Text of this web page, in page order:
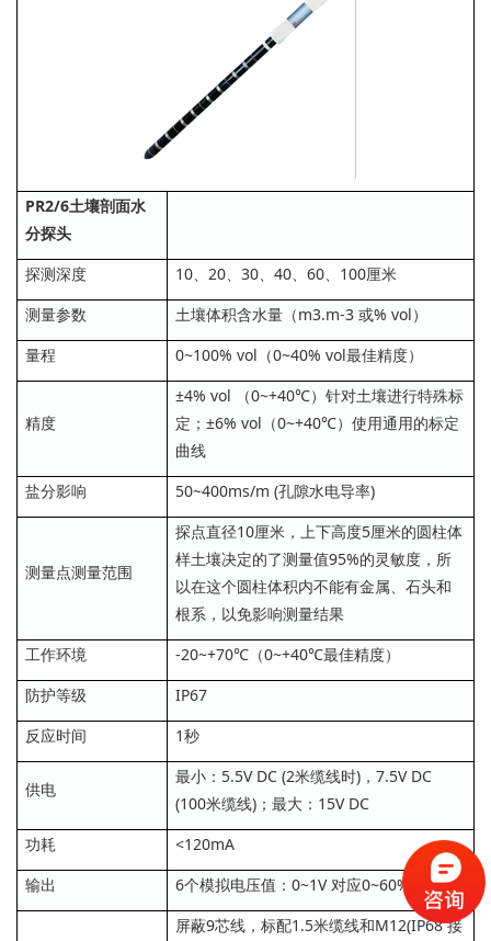
PR2/6土壤剖面水
分探头
探测深度
10、20、30、40、60、100厘米
测量参数
土壤体积含水量（m3.m-3 或% vol）
量程
0~100% vol（0~40% vol最佳精度）
精度
±4% vol （0~+40℃）针对土壤进行特殊标
定；±6% vol（0~+40℃）使用通用的标定
曲线
盐分影响
50~400ms/m (孔隙水电导率)
测量点测量范围
探点直径10厘米，上下高度5厘米的圆柱体
样土壤决定的了测量值95%的灵敏度，所
以在这个圆柱体积内不能有金属、石头和
根系，以免影响测量结果
工作环境
-20~+70℃（0~+40℃最佳精度）
防护等级
IP67
反应时间
1秒
供电
最小：5.5V DC (2米缆线时)，7.5V DC
(100米缆线)；最大：15V DC
功耗
<120mA
输出
6个模拟电压值：0~1V 对应0~60% vol
屏蔽9芯线，标配1.5米缆线和M12(IP68 接